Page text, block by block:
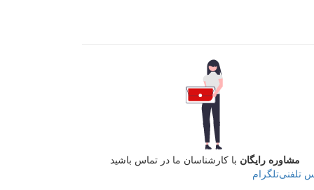
مشاوره رایگان با کارشناسان ما در تماس باشید
تلفنیتلگرام